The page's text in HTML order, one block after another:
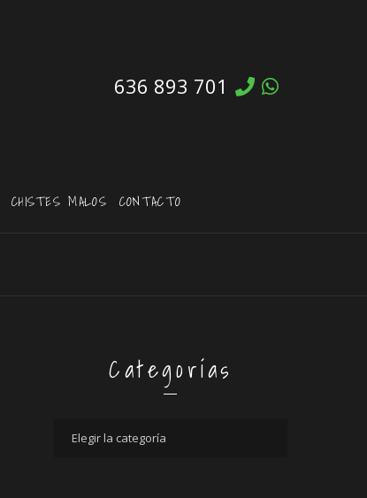
636 893 701
CHISTES MALOS CONTACTO
Categorías